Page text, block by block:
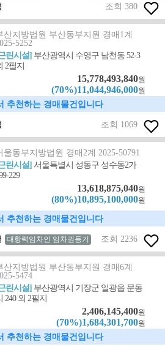
조회 380
산지방법원 부산동부지원 경매1계
5252
린시설] 부산광역시 수영구 남천동 52-3
2필지
15,778,493,840원
(70%)11,044,946,000원
추천하는 경매물건입니다
조회 1069
울동부지방법원 경매2계 2025-50791
린시설]서울특별시 성동구 성수동2가
229
13,618,875,040원
(80%)10,895,100,000원
추천하는 경매물건입니다
대항력임차인 임차권등기 조회 2236
산지방법원 부산동부지원 경매6계
5474
린시설] 부산광역시 기장군 일광읍 문동
240 외 2필지
2,406,145,400원
(70%)1,684,301,700원
추천하는 경매물건입니다